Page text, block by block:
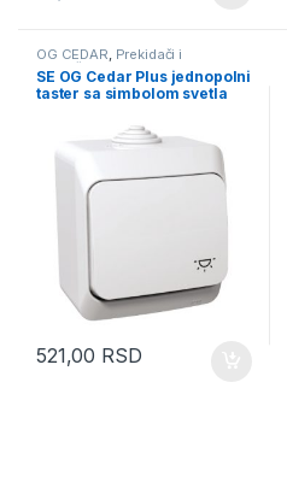
OG CEDAR, Prekidači i
priključnice
SE OG Cedar Plus jednopolni
taster sa simbolom svetla
521,00 RSD